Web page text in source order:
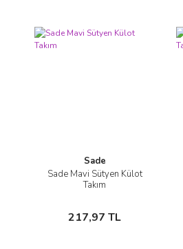
Sade
Sade Mavi Sütyen Külot
Takım
217,97 TL
İncele
Sepete Ekle